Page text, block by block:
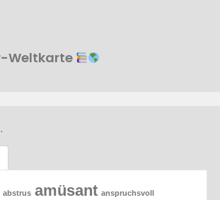
Weltkarte
abstrus amüsant anspruchsvoll